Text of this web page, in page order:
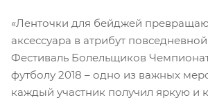
«Ленточки для бейджей
аксессуара в атрибут
Фестиваль Болельщиков
футболу 2018 – одно из важных
каждый участник получил яркую и